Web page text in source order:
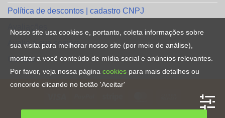
Política de descontos | cadastro CNPJ
Avalie a sua compra
Contato
Nosso site usa cookies e, portanto, coleta informações sobre
sua visita para melhorar nosso site (por meio de análise),
mostrar a você conteúdo de mídia social e anúncios relevantes.
Por favor, veja nossa página cookies para mais detalhes ou
concorde clicando no botão 'Aceitar'